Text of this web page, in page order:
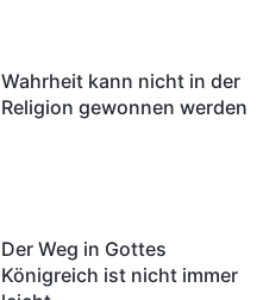
Wahrheit kann nicht in der
Religion gewonnen werden
Der Weg in Gottes
Königreich ist nicht immer